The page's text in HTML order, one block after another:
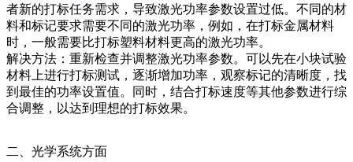
者新的打标任务需求，导致激光功率参数设置过低。不同的材
料和标记要求需要不同的激光功率，例如，在打标金属材料
时，一般需要比打标塑料材料更高的激光功率。
解决方法：重新检查并调整激光功率参数。可以先在小块试验
材料上进行打标测试，逐渐增加功率，观察标记的清晰度，找
到最佳的功率设置值。同时，结合打标速度等其他参数进行综
合调整，以达到理想的打标效果。
二、光学系统方面